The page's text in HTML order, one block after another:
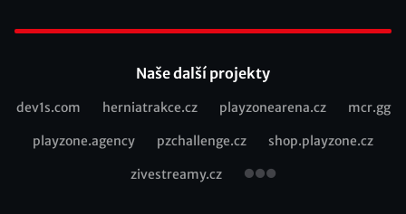
Naše další projekty
Recommended
dev1s.com herniatrakce.cz playzonearena.cz mcr.gg
playzone.agency pzchallenge.cz shop.playzone.cz
zivestreamy.cz